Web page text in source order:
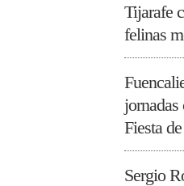
Tijarafe
felinas
jornadas
Fiesta
Sergio